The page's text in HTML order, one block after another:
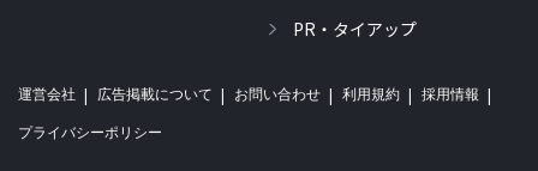
PR・タイアップ
運営会社 広告掲載について お問い合わせ 利用規約 採用情報
プライバシーポリシー